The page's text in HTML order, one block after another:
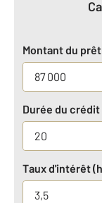
Montant du
Durée du crédit
Taux d'intérêt